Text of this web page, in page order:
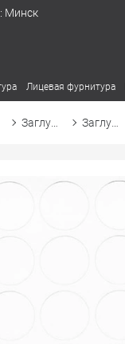
Минск
Лицевая фурнитура